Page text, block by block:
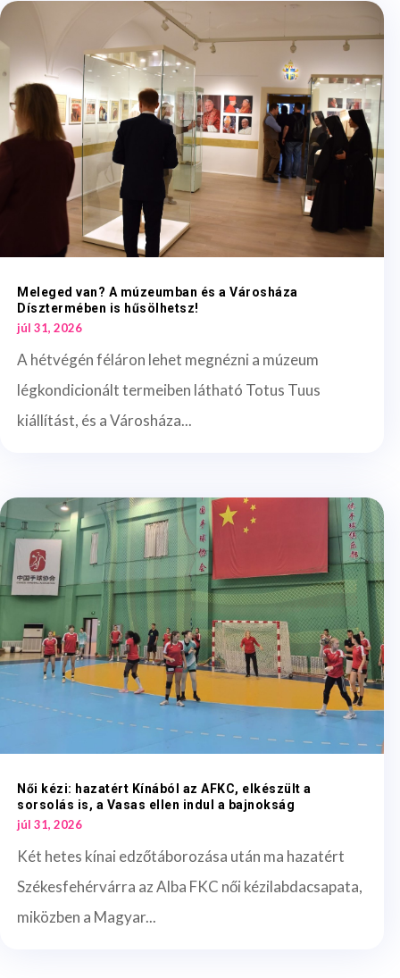
Meleged van? A múzeumban és a Városháza
Dísztermében is hűsölhetsz!
júl 31, 2026
A hétvégén féláron lehet megnézni a múzeum
légkondicionált termeiben látható Totus Tuus
kiállítást, és a Városháza...
Női kézi: hazatért Kínából az AFKC, elkészült a
sorsolás is, a Vasas ellen indul a bajnokság
júl 31, 2026
Két hetes kínai edzőtáborozása után ma hazatért
Székesfehérvárra az Alba FKC női kézilabdacsapata,
miközben a Magyar...